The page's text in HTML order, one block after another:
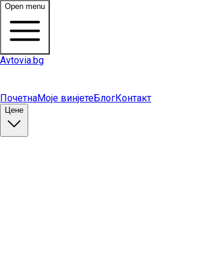
Open menu
Avtovia.bg
ПочетнаМоје винјетеБлогКонтакт
Цене